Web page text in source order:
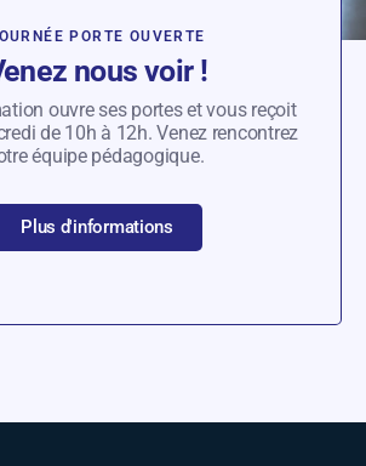
PORTE OUVERTE
nous voir !
ouvre ses portes et vous reçoit
de 10h à 12h. Venez rencontrez
équipe pédagogique.
Plus d'informations